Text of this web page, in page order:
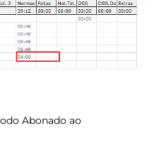
Abonado ao